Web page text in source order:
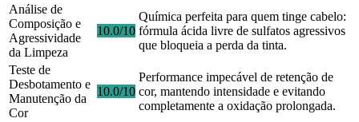
Análise de
Composição e
Agressividade
da Limpeza
10.0/10
Química perfeita para quem tinge cabelo:
fórmula ácida livre de sulfatos agressivos
que bloqueia a perda da tinta.
Teste de
Desbotamento e
Manutenção da
Cor
10.0/10
Performance impecável de retenção de
cor, mantendo intensidade e evitando
completamente a oxidação prolongada.